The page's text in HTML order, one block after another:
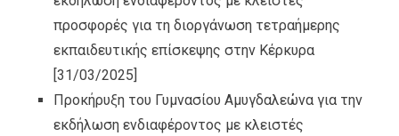
προσφορές για τη διοργάνωση τετραήμερης
εκπαιδευτικής επίσκεψης στην Κέρκυρα
[31/03/2025]
Προκήρυξη του Γυμνασίου Αμυγδαλεώνα για την
εκδήλωση ενδιαφέροντος με κλειστές